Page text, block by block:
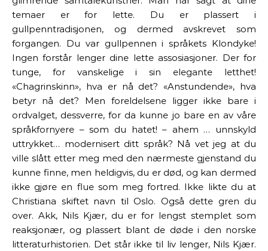
temaer er for lette. Du er plassert i
gullpenntradisjonen, og dermed avskrevet som
forgangen. Du var gullpennen i språkets Klondyke!
Ingen forstår lenger dine lette assosiasjoner. Der for
tunge, for vanskelige i sin elegante letthet!
«Chagrinskinn», hva er nå det? «Anstundende», hva
betyr nå det? Men foreldelsene ligger ikke bare i
ordvalget, dessverre, for da kunne jo bare en av våre
språkfornyere – som du hatet! – ahem … unnskyld
uttrykket… modernisert ditt språk? Nå vet jeg at du
ville slått etter meg med den nærmeste gjenstand du
kunne finne, men heldigvis, du er død, og kan dermed
ikke gjøre en flue som meg fortred. Ikke likte du at
Christiana skiftet navn til Oslo. Også dette gren du
over. Akk, Nils Kjær, du er for lengst stemplet som
reaksjonær, og plassert blant de døde i den norske
litteraturhistorien. Det står ikke til liv lenger, Nils Kjær.